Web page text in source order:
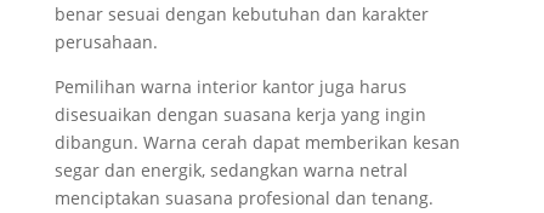
benar sesuai dengan kebutuhan dan karakter
perusahaan.
Pemilihan warna interior kantor juga harus
disesuaikan dengan suasana kerja yang ingin
dibangun. Warna cerah dapat memberikan kesan
segar dan energik, sedangkan warna netral
menciptakan suasana profesional dan tenang.